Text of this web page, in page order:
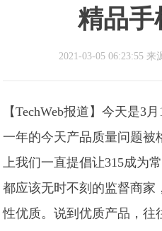
精品手
2021-03-05 06:23:55 来
【TechWeb报道】今天是3
一年的今天产品质量问题被
上我们一直提倡让315成为
都应该无时不刻的监督商家
性优质。说到优质产品，往